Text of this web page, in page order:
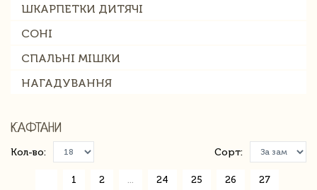
ШКАРПЕТКИ ДИТЯЧІ
СОНІ
СПАЛЬНІ МІШКИ
НАГАДУВАННЯ
КАФТАНИ
Кол-во: Сорт:
1 2 24 25 26 27